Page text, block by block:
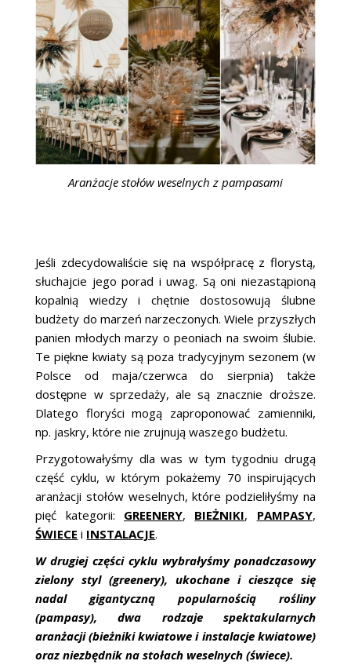
Aranżacje stołów weselnych z pampasami
Jeśli zdecydowaliście się na współpracę z florystą,
słuchajcie jego porad i uwag. Są oni niezastąpioną
kopalnią wiedzy i chętnie dostosowują ślubne
budżety do marzeń narzeczonych. Wiele przyszłych
panien młodych marzy o peoniach na swoim ślubie.
Te piękne kwiaty są poza tradycyjnym sezonem (w
Polsce od maja/czerwca do sierpnia) także
dostępne w sprzedaży, ale są znacznie droższe.
Dlatego floryści mogą zaproponować zamienniki,
np. jaskry, które nie zrujnują waszego budżetu.
Przygotowałyśmy dla was w tym tygodniu drugą
część cyklu, w którym pokażemy 70 inspirujących
aranżacji stołów weselnych, które podzieliłyśmy na
pięć kategorii: GREENERY, BIEŻNIKI, PAMPASY,
ŚWIECE i INSTALACJE.
W drugiej części cyklu wybrałyśmy ponadczasowy
zielony styl (greenery), ukochane i cieszące się
nadal gigantyczną popularnością rośliny
(pampasy), dwa rodzaje spektakularnych
aranżacji (bieżniki kwiatowe i instalacje kwiatowe)
oraz niezbędnik na stołach weselnych (świece).